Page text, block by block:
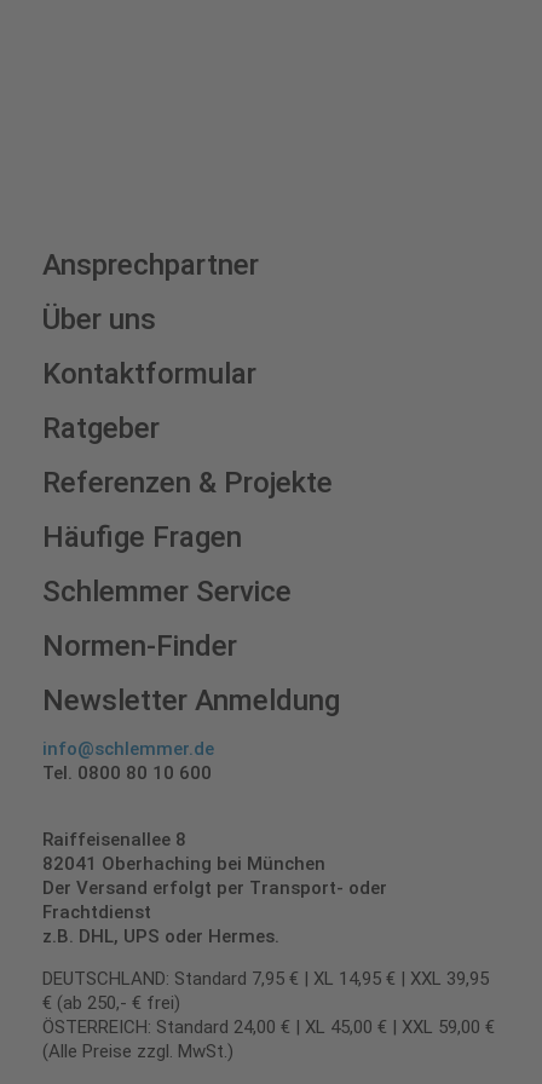
Ansprechpartner
Über uns
Kontaktformular
Ratgeber
Referenzen & Projekte
Häufige Fragen
Schlemmer Service
Normen-Finder
Newsletter Anmeldung
info@schlemmer.de
Tel. 0800 80 10 600
Raiffeisenallee 8
82041 Oberhaching bei München
Der Versand erfolgt per Transport- oder
Frachtdienst
z.B. DHL, UPS oder Hermes.
DEUTSCHLAND: Standard 7,95 € | XL 14,95 € | XXL 39,95
€ (ab 250,- € frei)
ÖSTERREICH: Standard 24,00 € | XL 45,00 € | XXL 59,00 €
(Alle Preise zzgl. MwSt.)